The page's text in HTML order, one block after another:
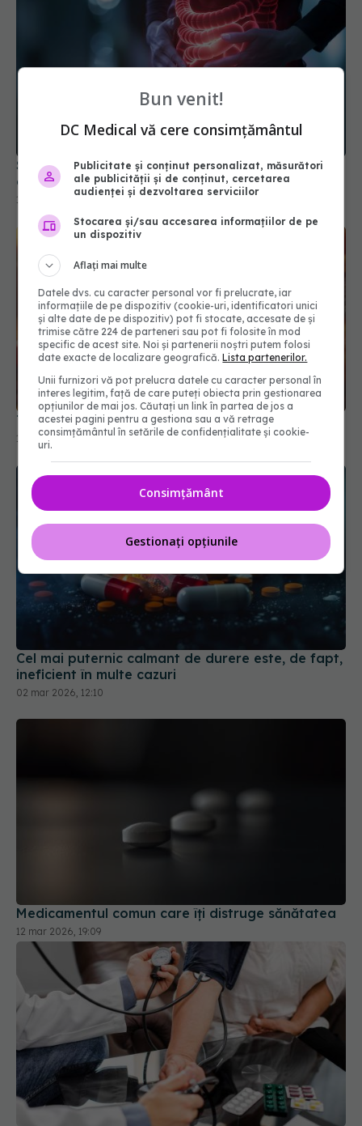
Siguranța pe termen lung a tratamentelor pentru
colon iritabil
16 mai 2026, 16:00
Terapia care blochează colesterolul rău
16 apr 2026, 08:38
Cel mai puternic calmant de durere este, de fapt,
ineficient în multe cazuri
02 mar 2026, 12:10
Medicamentul comun care îți distruge sănătatea
12 mar 2026, 19:09
Bun venit!
DC Medical vă cere consimțământul
Publicitate și conținut personalizat, măsurători
ale publicității și de conținut, cercetarea
audienței și dezvoltarea serviciilor
Stocarea și/sau accesarea informațiilor de pe
un dispozitiv
Aflați mai multe
Datele dvs. cu caracter personal vor fi prelucrate, iar
informațiile de pe dispozitiv (cookie-uri, identificatori unici
și alte date de pe dispozitiv) pot fi stocate, accesate de și
trimise către 224 de parteneri sau pot fi folosite în mod
specific de acest site. Noi și partenerii noștri putem folosi
date exacte de localizare geografică.Lista partenerilor.
Unii furnizori vă pot prelucra datele cu caracter personal în
interes legitim, față de care puteți obiecta prin gestionarea
opțiunilor de mai jos. Căutați un link în partea de jos a
acestei pagini pentru a gestiona sau a vă retrage
consimțământul în setările de confidențialitate și cookie-
uri.
Consimțământ
Gestionați opțiunile